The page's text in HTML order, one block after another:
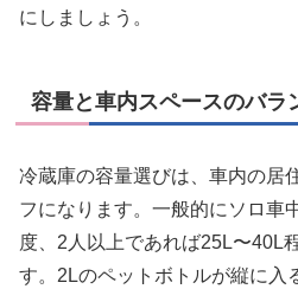
にしましょう。
容量と車内スペースのバラ
冷蔵庫の容量選びは、車内の居
フになります。一般的にソロ車
度、2人以上であれば25L〜40L
す。2Lのペットボトルが縦に入